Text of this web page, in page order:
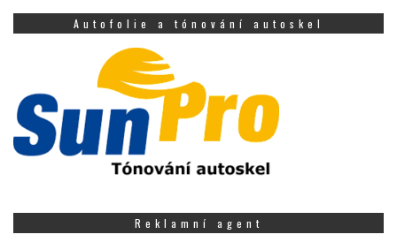
Autofolie a tónování autoskel
Reklamní agent